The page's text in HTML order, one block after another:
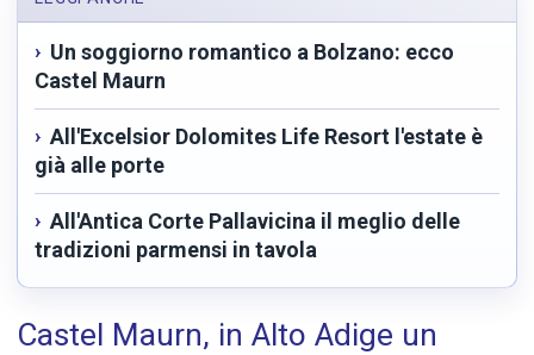
Un soggiorno romantico a Bolzano: ecco
Castel Maurn
All'Excelsior Dolomites Life Resort l'estate è
già alle porte
All'Antica Corte Pallavicina il meglio delle
tradizioni parmensi in tavola
Castel Maurn, in Alto Adige un